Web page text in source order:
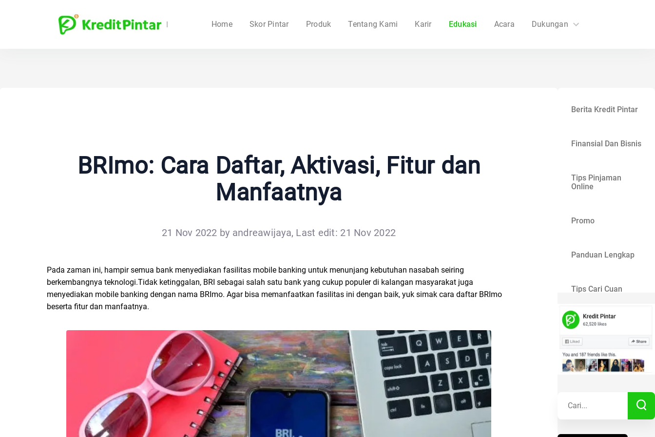
Home Skor Pintar Produk Tentang Kami Karir Edukasi Acara Dukungan
BRImo: Cara Daftar, Aktivasi, Fitur dan
Manfaatnya
21 Nov 2022 by andreawijaya, Last edit: 21 Nov 2022
Pada zaman ini, hampir semua bank menyediakan fasilitas mobile banking untuk menunjang kebutuhan nasabah seiring
berkembangnya teknologi.Tidak ketinggalan, BRI sebagai salah satu bank yang cukup populer di kalangan masyarakat juga
menyediakan mobile banking dengan nama BRImo. Agar bisa memanfaatkan fasilitas ini dengan baik, yuk simak cara daftar BRImo
beserta fitur dan manfaatnya.
Berita Kredit Pintar
Finansial Dan Bisnis
Tips Pinjaman
Online
Promo
Panduan Lengkap
Tips Cari Cuan
Gaya Hidup
Kisah Sukses